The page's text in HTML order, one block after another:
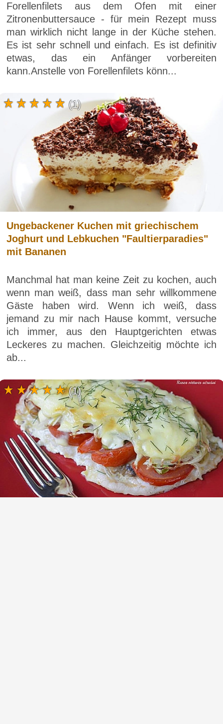
Forellenfilets aus dem Ofen mit einer
Zitronenbuttersauce - für mein Rezept muss
man wirklich nicht lange in der Küche stehen.
Es ist sehr schnell und einfach. Es ist definitiv
etwas, das ein Anfänger vorbereiten
kann.Anstelle von Forellenfilets könn...
Ungebackener Kuchen mit griechischem
Joghurt und Lebkuchen "Faultierparadies"
mit Bananen
Manchmal hat man keine Zeit zu kochen, auch
wenn man weiß, dass man sehr willkommene
Gäste haben wird. Wenn ich weiß, dass
jemand zu mir nach Hause kommt, versuche
ich immer, aus den Hauptgerichten etwas
Leckeres zu machen. Gleichzeitig möchte ich
ab...
(1)
(1)